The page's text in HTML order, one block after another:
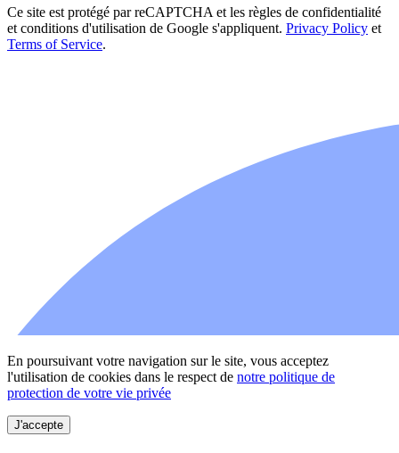
Ce site est protégé par reCAPTCHA et les règles de confidentialité
et conditions d'utilisation de Google s'appliquent. Privacy Policy et
Terms of Service.
En poursuivant votre navigation sur le site, vous acceptez
l'utilisation de cookies dans le respect de notre politique de
protection de votre vie privée
J'accepte